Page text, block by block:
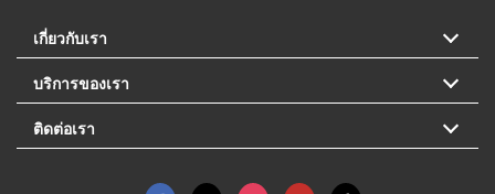
เกี่ยวกับเรา
บริการของเรา
ติดต่อเรา